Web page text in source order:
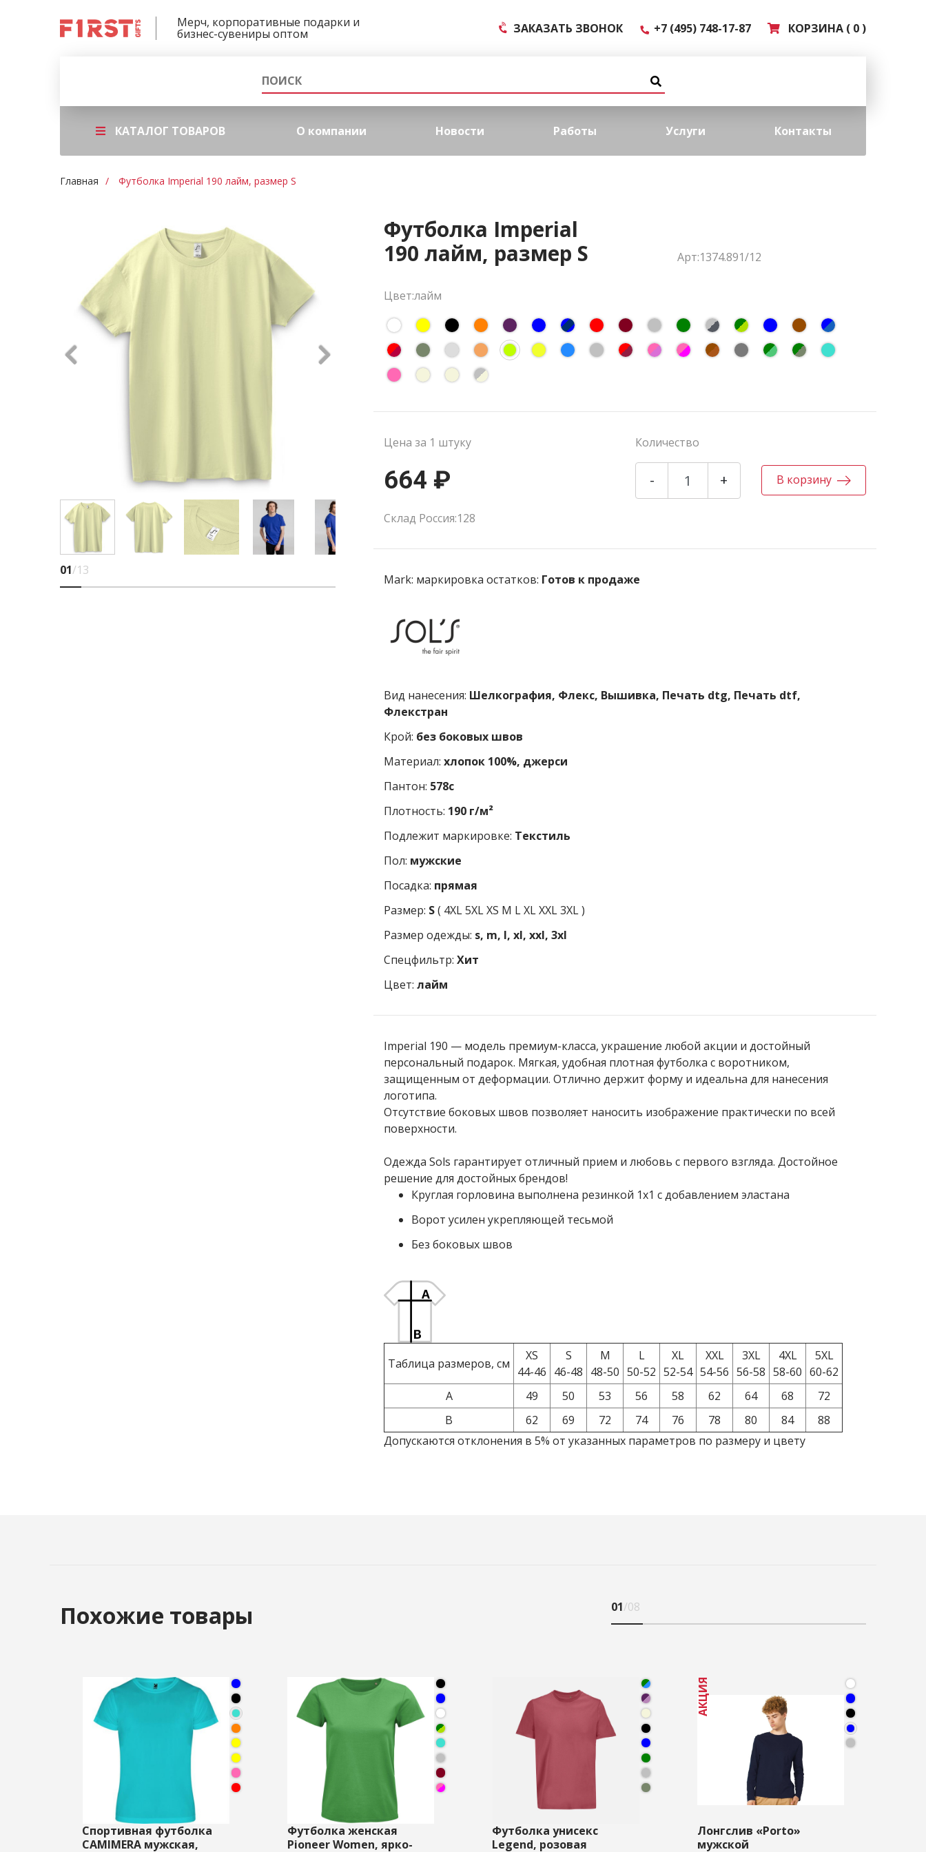
Мерч, корпоративные подарки и
бизнес-сувениры оптом ЗАКАЗАТЬ ЗВОНОК +7 (495) 748-17-87 КОРЗИНА ( 0 )
КАТАЛОГ ТОВАРОВ О компании Новости Работы Услуги Контакты
Главная Футболка Imperial 190 лайм, размер S
01/13
Футболка Imperial
190 лайм, размер S
Арт:1374.891/12
Цвет:лайм
Цена за 1 штуку Количество
664 ₽ - + В корзину
Склад Россия:128
Mark: маркировка остатков: Готов к продаже
Вид нанесения: Шелкография, Флекс, Вышивка, Печать dtg, Печать dtf,
Флекстран
Крой: без боковых швов
Материал: хлопок 100%, джерси
Пантон: 578c
Плотность: 190 г/м²
Подлежит маркировке: Текстиль
Пол: мужские
Посадка: прямая
Размер: S( 4XL5XLXS M LXLXXL3XL)
Размер одежды: s, m, l, xl, xxl, 3xl
Спецфильтр: Хит
Цвет: лайм
Imperial 190 — модель премиум-класса, украшение любой акции и достойный
персональный подарок. Мягкая, удобная плотная футболка с воротником,
защищенным от деформации. Отлично держит форму и идеальна для нанесения
логотипа.
Отсутствие боковых швов позволяет наносить изображение практически по всей
поверхности.
Одежда Sols гарантирует отличный прием и любовь с первого взгляда. Достойное
решение для достойных брендов!
Круглая горловина выполнена резинкой 1x1 с добавлением эластана
Ворот усилен укрепляющей тесьмой
Без боковых швов
Таблица размеров, см
XS
44-46
S
46-48
M
48-50
L
50-52
XL
52-54
XXL
54-56
3XL
56-58
4XL
58-60
5XL
60-62
A
49 50 53 56 58 62 64 68
72
B
62 69 72 74 76 78 80 84
88
Допускаются отклонения в 5% от указанных параметров по размеру и цвету
Похожие товары 01/08
Спортивная футболка
CAMIMERA мужская,
Футболка женская
Pioneer Women, ярко-
Футболка унисекс
Legend, розовая
Лонгслив «Porto»
мужской
АКЦИЯ